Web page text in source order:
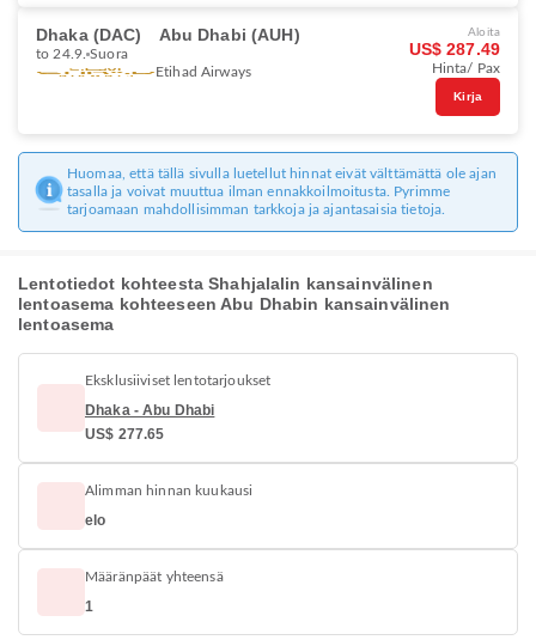
Dhaka (DAC) Abu Dhabi (AUH)
to 24.9. Suora
Etihad Airways
Aloita
US$ 287.49
Hinta/ Pax
Kirja
Huomaa, että tällä sivulla luetellut hinnat eivät välttämättä ole ajan
tasalla ja voivat muuttua ilman ennakkoilmoitusta. Pyrimme
tarjoamaan mahdollisimman tarkkoja ja ajantasaisia tietoja.
Lentotiedot kohteesta Shahjalalin kansainvälinen
lentoasema kohteeseen Abu Dhabin kansainvälinen
lentoasema
Eksklusiiviset lentotarjoukset
Dhaka - Abu Dhabi
US$ 277.65
Alimman hinnan kuukausi
elo
Määränpäät yhteensä
1